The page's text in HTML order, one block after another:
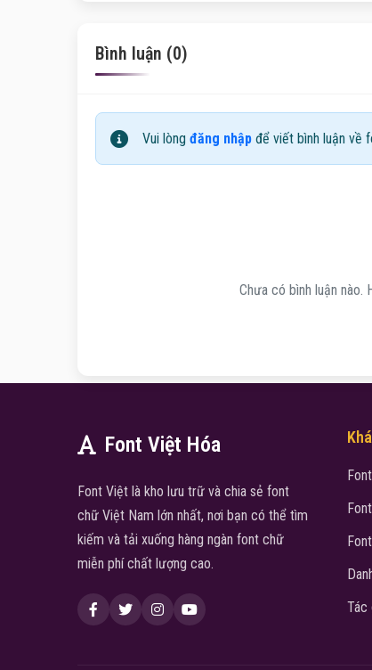
Bình luận (0)
Vui lòng đăng nhập để viết bình luận về
Chưa có bình luận nào.
Font Việt Hóa
Font Việt là kho lưu trữ và chia sẻ font
chữ Việt Nam lớn nhất, nơi bạn có thể tìm
kiếm và tải xuống hàng ngàn font chữ
miễn phí chất lượng cao.
Tác